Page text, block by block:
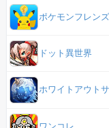
ポケモンフレンズ
ドット異世界
ホワイトアウト
ワンコレ